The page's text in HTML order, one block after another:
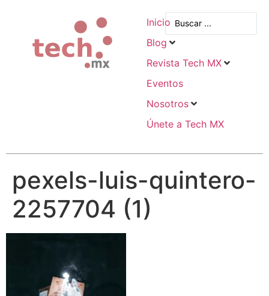
Inicio
Blog
Revista Tech MX
Eventos
Nosotros
Únete a Tech MX
pexels-luis-quintero-
2257704 (1)